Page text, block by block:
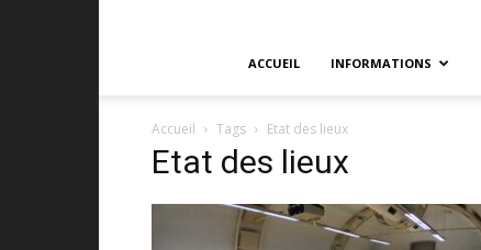
ACCUEIL INFORMATIONS
Accueil Tags Etat des lieux
Etat des lieux